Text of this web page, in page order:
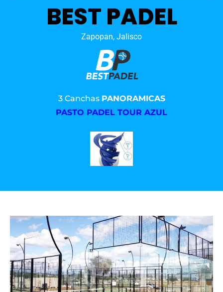
BEST PADEL
Zapopan, Jalisco
3 Canchas PANORAMICAS
PASTO PADEL TOUR AZUL